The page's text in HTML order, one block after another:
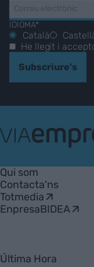
IDIOMA*
Català
He llegit i
Subscriure's
Empresa
Qui som
Contacta'ns
Totmedia
EnpresaBIDEA
Última Hora